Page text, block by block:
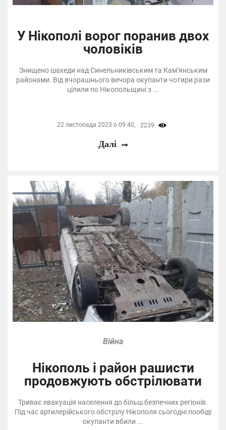
У Нікополі ворог поранив двох
чоловіків
Знищено шахеди над Синельниківським та Кам’янським
районами. Від вчорашнього вечора окупанти чотири рази
цілили по Нікопольщині з ...
22 листопада 2023 о 09:40, 2239
Далі
Війна
Нікополь і район рашисти
продовжують обстрілювати
Триває евакуація населення до більш безпечних регіонів.
Під час артилерійського обстрілу Нікополя сьогодні пообіді
окупанти вбили ...